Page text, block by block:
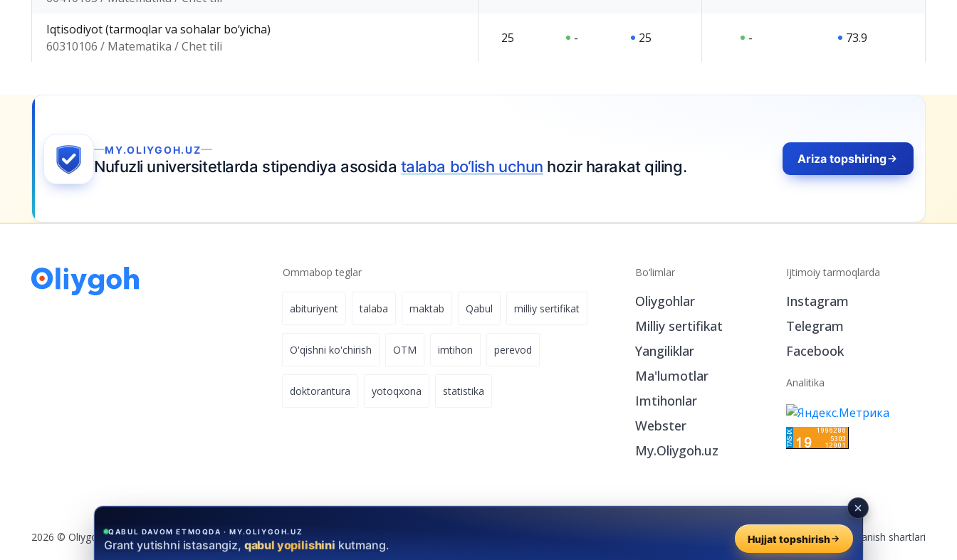
Iqtisodiyot (tarmoqlar va sohalar bo‘yicha)
60310106 / Matematika / Chet tili
25 - 25 - 73.9
MY.OLIYGOH.UZ
Nufuzli universitetlarda stipendiya asosidatalaba bo‘lish uchunhozir harakat qiling. Ariza topshiring
Ommabop teglar
abituriyent talaba maktab Qabul milliy sertifikat
O'qishni ko'chirish OTM imtihon perevod
doktorantura yotoqxona statistika
Bo‘limlar
Oliygohlar
Milliy sertifikat
Yangiliklar
Ma'lumotlar
Imtihonlar
Webster
My.Oliygoh.uz
Ijtimoiy tarmoqlarda
Instagram
Telegram
Facebook
Analitika
2026 © Oliygoh.uz, Barcha huquqlar himoyalangan Reklama/Foydalanish shartlari
QABUL DAVOM ETMOQDA · MY.OLIYGOH.UZ
Grant yutishni istasangiz, qabul yopilishini kutmang. Hujjat topshirish